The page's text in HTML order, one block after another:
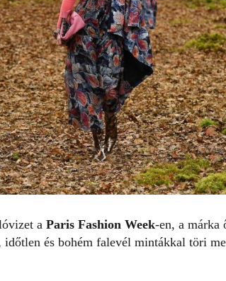
a Paris Fashion Week-en, a márka
és bohém falevél mintákkal töri